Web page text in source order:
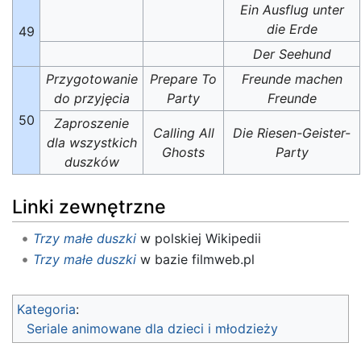
49
Ein Ausflug unter
die Erde
Der Seehund
50
Przygotowanie
do przyjęcia
Prepare To
Party
Freunde machen
Freunde
Zaproszenie
dla wszystkich
duszków
Calling All
Ghosts
Die Riesen-Geister-
Party
Linki zewnętrzne
Trzy małe duszkiw polskiej Wikipedii
Trzy małe duszkiw bazie filmweb.pl
Kategoria:
Seriale animowane dla dzieci i młodzieży